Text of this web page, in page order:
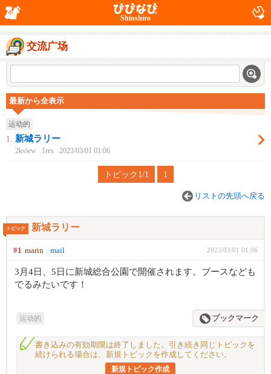
Shinshiro
交流广场
最新から全表示
运动的
1. 新城ラリー
2kview 1res 2023/03/01 01:06
トピック1/1 1
リストの先頭へ戻る
トピック 新城ラリー
#1 marin mail 2023/03/01 01:06
3月4日、5日に新城総合公園で開催されます。ブースなども
でるみたいです！
运动的 ブックマーク
書き込みの有効期限は終了しました。引き続き同じトピックを
続けられる場合は、新規トピックを作成してください。
新規トピック作成